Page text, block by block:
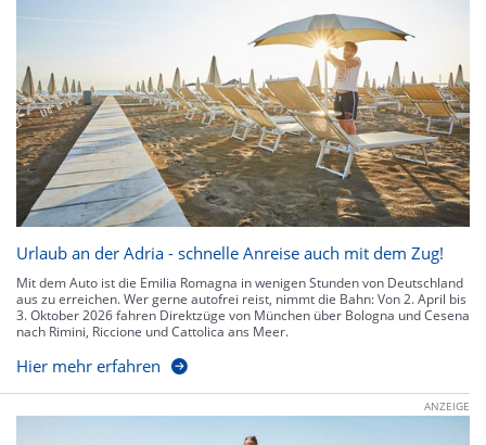
Urlaub an der Adria - schnelle Anreise auch mit dem Zug!
Mit dem Auto ist die Emilia Romagna in wenigen Stunden von Deutschland
aus zu erreichen. Wer gerne autofrei reist, nimmt die Bahn: Von 2. April bis
3. Oktober 2026 fahren Direktzüge von München über Bologna und Cesena
nach Rimini, Riccione und Cattolica ans Meer.
Hier mehr erfahren
ANZEIGE